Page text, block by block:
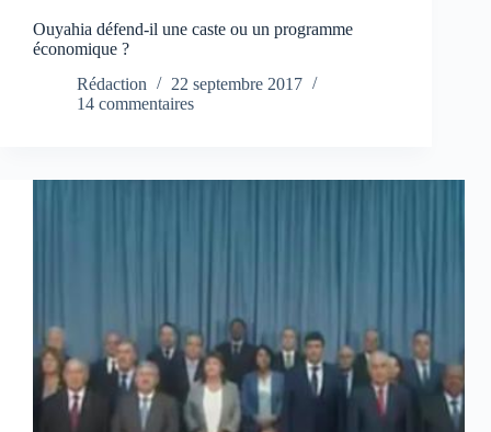
Ouyahia défend-il une caste ou un programme
économique ?
Rédaction
22 septembre 2017
14 commentaires